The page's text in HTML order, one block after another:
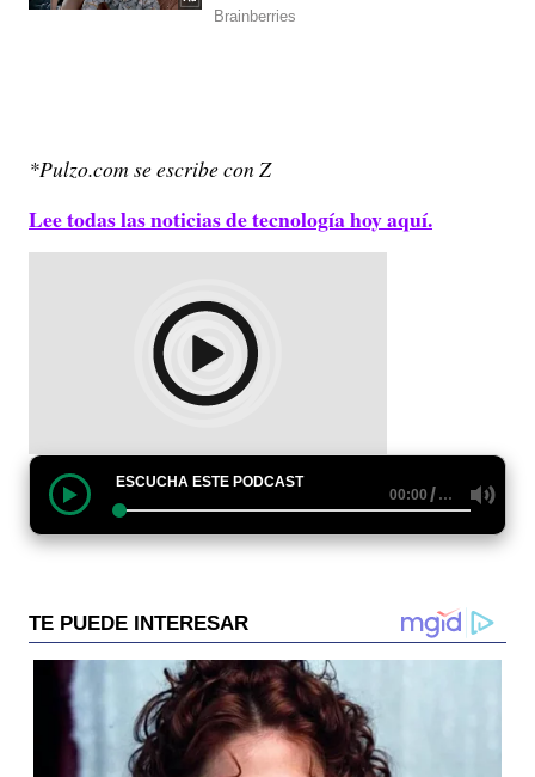
*Pulzo.com se escribe con Z
Lee todas las noticias de tecnología hoy aquí.
ESCUCHA ESTE PODCAST
00:00 /…